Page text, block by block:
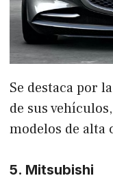
Se destaca por
de sus
modelos de alta
5. Mitsubishi